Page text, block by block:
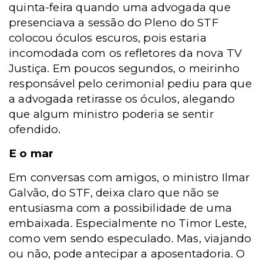
quinta-feira quando uma advogada que
presenciava a sessão do Pleno do STF
colocou óculos escuros, pois estaria
incomodada com os refletores da nova TV
Justiça. Em poucos segundos, o meirinho
responsável pelo cerimonial pediu para que
a advogada retirasse os óculos, alegando
que algum ministro poderia se sentir
ofendido.
E o mar
Em conversas com amigos, o ministro Ilmar
Galvão, do STF, deixa claro que não se
entusiasma com a possibilidade de uma
embaixada. Especialmente no Timor Leste,
como vem sendo especulado. Mas, viajando
ou não, pode antecipar a aposentadoria. O